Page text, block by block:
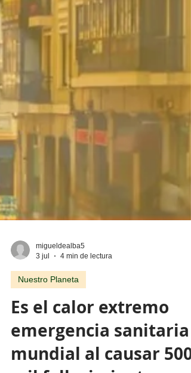
migueldealba5
3 jul
4 min de lectura
Es el calor extremo
emergencia sanitaria